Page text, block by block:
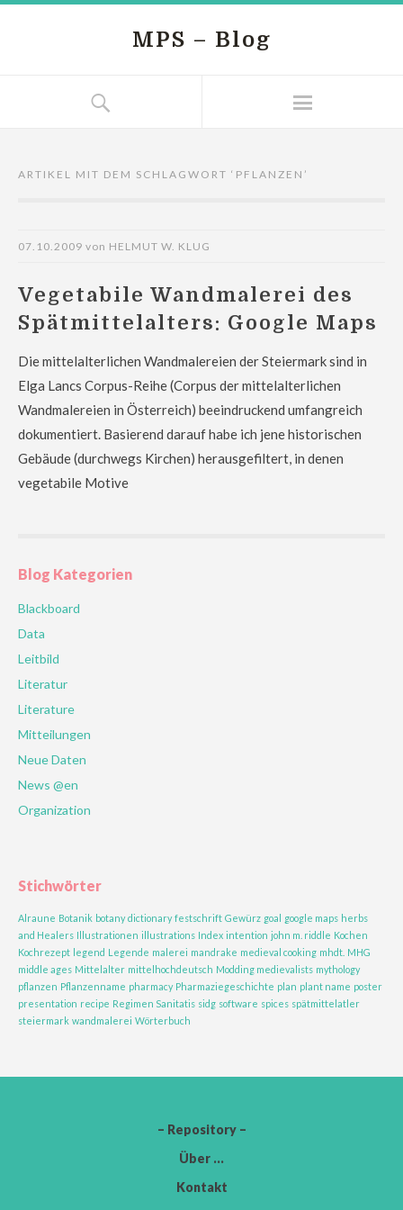
MPS – Blog
ARTIKEL MIT DEM SCHLAGWORT ‘ PFLANZEN ’
07.10.2009 von HELMUT W. KLUG
Vegetabile Wandmalerei des
Spätmittelalters: Google Maps
Die mittelalterlichen Wandmalereien der Steiermark sind in
Elga Lancs Corpus-Reihe (Corpus der mittelalterlichen
Wandmalereien in Österreich) beeindruckend umfangreich
dokumentiert. Basierend darauf habe ich jene historischen
Gebäude (durchwegs Kirchen) herausgefiltert, in denen
vegetabile Motive
Blog Kategorien
Blackboard
Data
Leitbild
Literatur
Literature
Mitteilungen
Neue Daten
News @en
Organization
Stichwörter
Alraune Botanik botany dictionary festschrift Gewürz goal google maps herbs
and Healers Illustrationen illustrations Index intention john m. riddle Kochen
Kochrezept legend Legende malerei mandrake medieval cooking mhdt. MHG
middle ages Mittelalter mittelhochdeutsch Modding medievalists mythology
pflanzen Pflanzenname pharmacy Pharmaziegeschichte plan plant name poster
presentation recipe Regimen Sanitatis sidg software spices spätmittelatler
steiermark wandmalerei Wörterbuch
– Repository –
Über …
Kontakt